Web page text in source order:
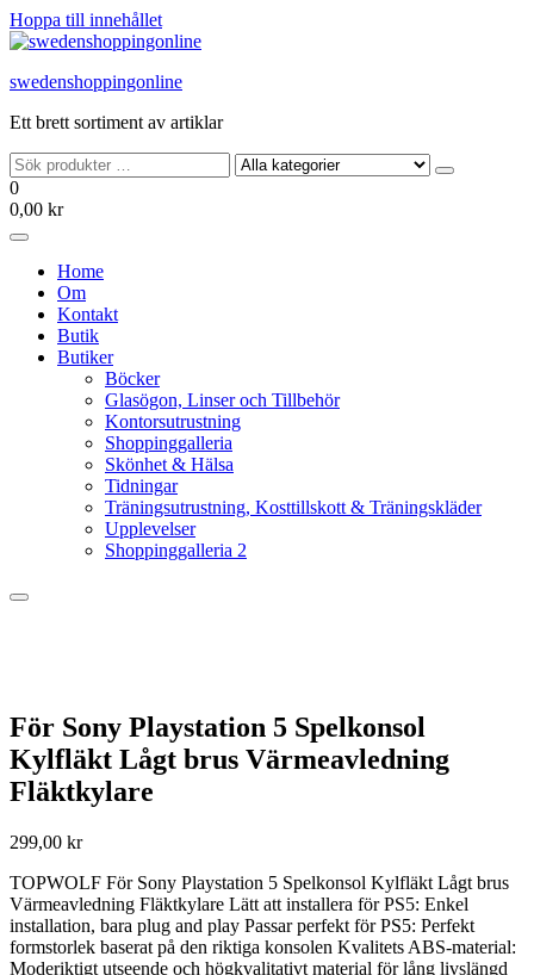
Hoppa till innehållet
swedenshoppingonline
Ett brett sortiment av artiklar
0
0,00 kr
Home
Om
Kontakt
Butik
Butiker
Böcker
Glasögon, Linser och Tillbehör
Kontorsutrustning
Shoppinggalleria
Skönhet & Hälsa
Tidningar
Träningsutrustning, Kosttillskott & Träningskläder
Upplevelser
Shoppinggalleria 2
För Sony Playstation 5 Spelkonsol
Kylfläkt Lågt brus Värmeavledning
Fläktkylare
299,00 kr
TOPWOLF För Sony Playstation 5 Spelkonsol Kylfläkt Lågt brus
Värmeavledning Fläktkylare Lätt att installera för PS5: Enkel
installation, bara plug and play Passar perfekt för PS5: Perfekt
formstorlek baserat på den riktiga konsolen Kvalitets ABS-material:
Moderiktigt utseende och högkvalitativt material för lång livslängd